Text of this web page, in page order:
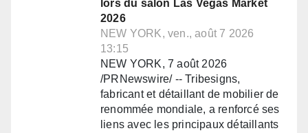
lors du salon Las Vegas Market
2026
NEW YORK, ven., août 7 2026
13:15
NEW YORK, 7 août 2026
/PRNewswire/ -- Tribesigns,
fabricant et détaillant de mobilier de
renommée mondiale, a renforcé ses
liens avec les principaux détaillants